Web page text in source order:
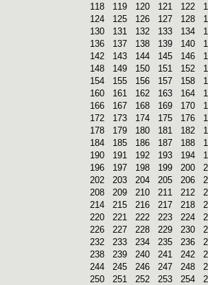
118
119 120 121 122
124
125 126 127 128
130
131 132 133 134
136
137 138 139 140
142
143 144 145 146
148
149 150 151 152
154
155 156 157 158
160
161 162 163 164
166
167 168 169 170
172
173 174 175 176
178
179 180 181 182
184
185 186 187 188
190
191 192 193 194
196
197 198 199 200
202
203 204 205 206
208
209 210 211 212
214
215 216 217 218
220
221 222 223 224
226
227 228 229 230
232
233 234 235 236
238
239 240 241 242
244
245 246 247 248
250
251 252 253 254